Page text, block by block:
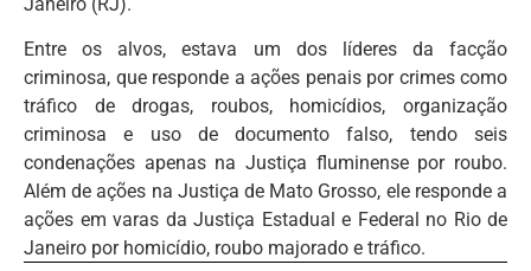
Entre os alvos, estava um dos líderes da facção
criminosa, que responde a ações penais por crimes como
tráfico de drogas, roubos, homicídios, organização
criminosa e uso de documento falso, tendo seis
condenações apenas na Justiça fluminense por roubo.
Além de ações na Justiça de Mato Grosso, ele responde a
ações em varas da Justiça Estadual e Federal no Rio de
Janeiro por homicídio, roubo majorado e tráfico.